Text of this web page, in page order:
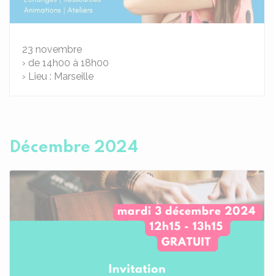
23 novembre
› de 14h00 à 18h00
› Lieu : Marseille
Décembre 2024